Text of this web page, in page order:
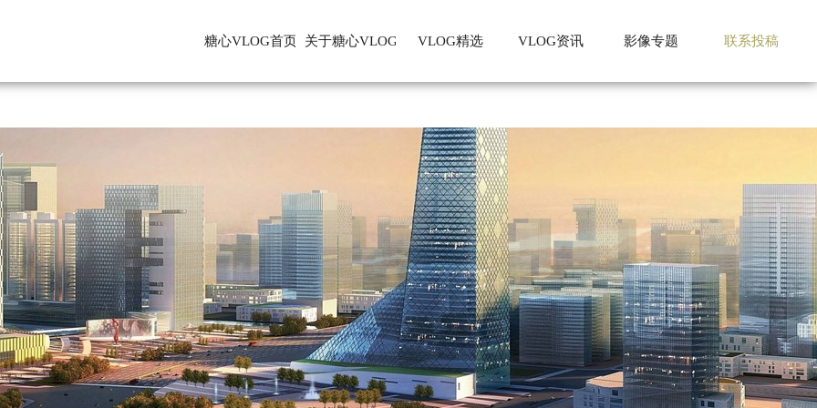
糖心VLOG首页 关于糖心VLOG VLOG精选 VLOG资讯 影像专题 联系投稿